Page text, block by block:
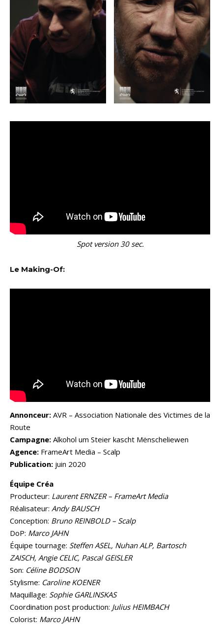
Spot version 30 sec.
Le Making-Of:
Annonceur: AVR – Association Nationale des Victimes de la
Route
Campagne: Alkohol um Steier kascht Mënscheliewen
Agence: FrameArt Media – Scalp
Publication: juin 2020
Équipe Créa
Producteur: Laurent ERNZER – FrameArt Media
Réalisateur: Andy BAUSCH
Conception: Bruno REINBOLD – Scalp
DoP: Marco JAHN
Équipe tournage: Steffen ASEL, Nuhan ALP, Bartosch
ZAISCH, Angie CELIC, Pascal GEISLER
Son: Céline BODSON
Stylisme: Caroline KOENER
Maquillage: Sophie GARLINSKAS
Coordination post production: Julius HEIMBACH
Colorist: Marco JAHN